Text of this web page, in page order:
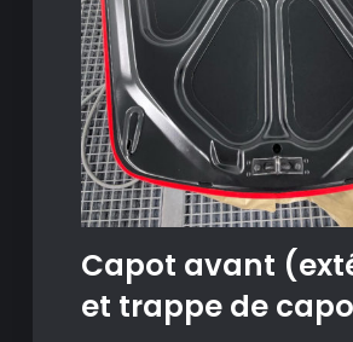
Capot avant
et trappe de